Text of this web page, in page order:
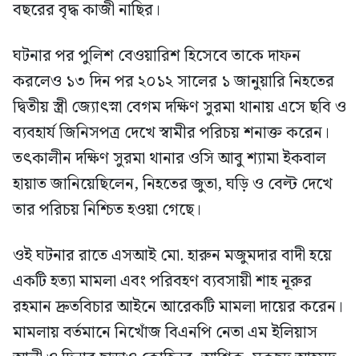
বছরের বৃদ্ধ কাজী নাছির।
ঘটনার পর পুলিশ বেওয়ারিশ হিসেবে তাকে দাফন
করলেও ১৩ দিন পর ২০১২ সালের ১ জানুয়ারি নিহতের
দ্বিতীয় স্ত্রী জ্যোৎস্না বেগম দক্ষিণ সুরমা থানায় এসে ছবি ও
ব্যবহার্য জিনিসপত্র দেখে স্বামীর পরিচয় শনাক্ত করেন।
তৎকালীন দক্ষিণ সুরমা থানার ওসি আবু শ্যামা ইকবাল
হায়াত জানিয়েছিলেন, নিহতের জুতা, ঘড়ি ও বেল্ট দেখে
তার পরিচয় নিশ্চিত হওয়া গেছে।
ওই ঘটনার রাতে এসআই মো. হারুন মজুমদার বাদী হয়ে
একটি হত্যা মামলা এবং পরিবহণ ব্যবসায়ী শাহ নূরুর
রহমান দ্রুতবিচার আইনে আরেকটি মামলা দায়ের করেন।
মামলায় বর্তমানে নিখোঁজ বিএনপি নেতা এম ইলিয়াস